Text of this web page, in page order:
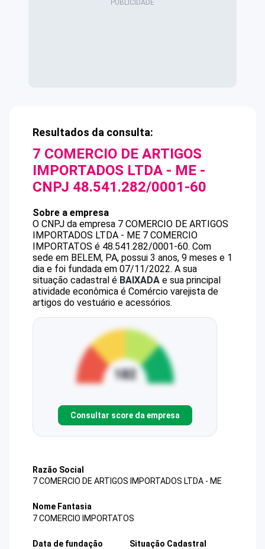
Resultados da consulta:
7 COMERCIO DE ARTIGOS
IMPORTADOS LTDA - ME -
CNPJ 48.541.282/0001-60
Sobre a empresa
O CNPJ da empresa 7 COMERCIO DE ARTIGOS
IMPORTADOS LTDA - ME 7 COMERCIO
IMPORTATOS é 48.541.282/0001-60. Com
sede em BELEM, PA, possui 3 anos, 9 meses e 1
dia e foi fundada em 07/11/2022. A sua
situação cadastral é BAIXADA e sua principal
atividade econômica é Comércio varejista de
artigos do vestuário e acessórios.
Consultar score da empresa
Razão Social
7 COMERCIO DE ARTIGOS IMPORTADOS LTDA - ME
Nome Fantasia
7 COMERCIO IMPORTATOS
Data de fundação
Situação Cadastral